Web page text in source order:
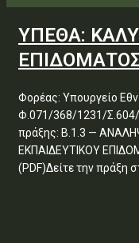
ΥΠΕΘΑ:
Φορέας: Υπουργείο
Φ.071/368/1231/
πράξης: Β.1.3 —
ΕΚΠΑΙΔΕΥΤΙΚΟΥ
(PDF)Δείτε την πράξη